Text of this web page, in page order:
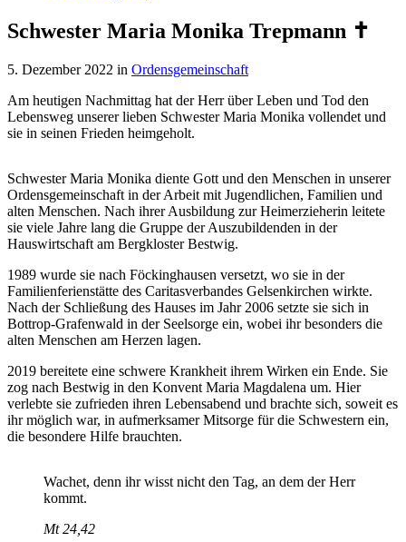
Schwester Maria Monika Trepmann ✝
5. Dezember 2022 in Ordensgemeinschaft
Am heutigen Nachmittag hat der Herr über Leben und Tod den
Lebensweg unserer lieben Schwester Maria Monika vollendet und
sie in seinen Frieden heimgeholt.
Schwester Maria Monika diente Gott und den Menschen in unserer
Ordensgemeinschaft in der Arbeit mit Jugendlichen, Familien und
alten Menschen. Nach ihrer Ausbildung zur Heimerzieherin leitete
sie viele Jahre lang die Gruppe der Auszubildenden in der
Hauswirtschaft am Bergkloster Bestwig.
1989 wurde sie nach Föckinghausen versetzt, wo sie in der
Familienferienstätte des Caritasverbandes Gelsenkirchen wirkte.
Nach der Schließung des Hauses im Jahr 2006 setzte sie sich in
Bottrop-Grafenwald in der Seelsorge ein, wobei ihr besonders die
alten Menschen am Herzen lagen.
2019 bereitete eine schwere Krankheit ihrem Wirken ein Ende. Sie
zog nach Bestwig in den Konvent Maria Magdalena um. Hier
verlebte sie zufrieden ihren Lebensabend und brachte sich, soweit es
ihr möglich war, in aufmerksamer Mitsorge für die Schwestern ein,
die besondere Hilfe brauchten.
Wachet, denn ihr wisst nicht den Tag, an dem der Herr
kommt.
Mt 24,42